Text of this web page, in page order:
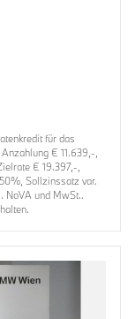
für das
€ 11.639,-,
€ 19.397,-,
Sollzinssatz var.
NoVA und MwSt..